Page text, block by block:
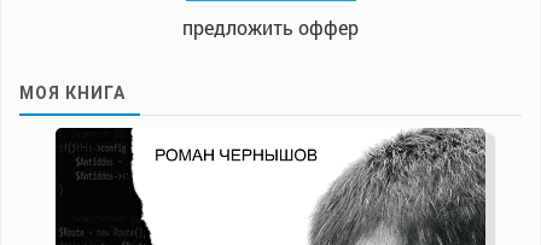
предложить оффер
МОЯ КНИГА